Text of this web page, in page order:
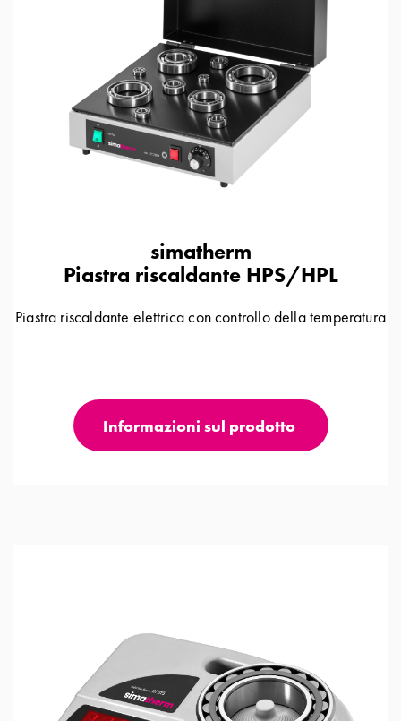
simatherm
Piastra riscaldante HPS/HPL
Piastra riscaldante elettrica con controllo della temperatura
Informazioni sul prodotto